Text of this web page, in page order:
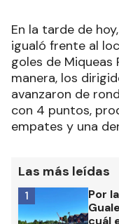
En la tarde de
igualó frente al
goles de Miqueas
manera, los
avanzaron de
con 4 puntos,
empates y una
Las más leídas
Por
cuál
1